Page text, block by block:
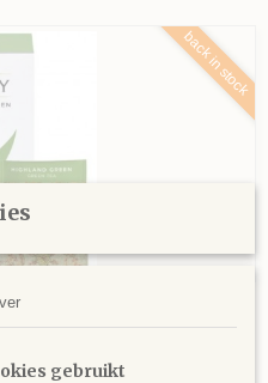
back in stock
Highland GreenA unique…
gebruikt